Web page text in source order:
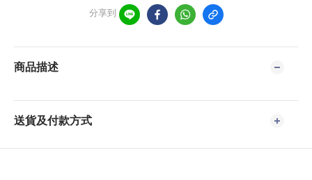
分享到
商品描述
送貨及付款方式